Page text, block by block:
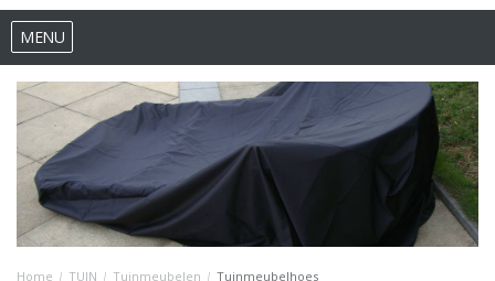
MENU
Home / TUIN / Tuinmeubelen / Tuinmeubelhoes